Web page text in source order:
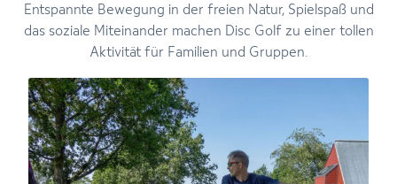
Entspannte Bewegung in der freien Natur, Spielspaß und
das soziale Miteinander machen Disc Golf zu einer tollen
Aktivität für Familien und Gruppen.